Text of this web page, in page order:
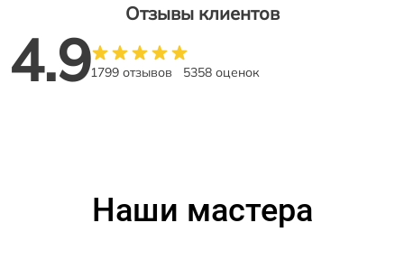
Отзывы клиентов
4.91799 отзывов 5358 оценок
Наши мастера